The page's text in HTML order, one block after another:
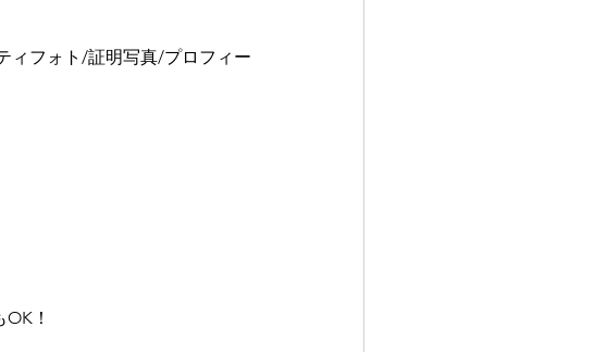
ィフォト/証明写真/プロフィー
！